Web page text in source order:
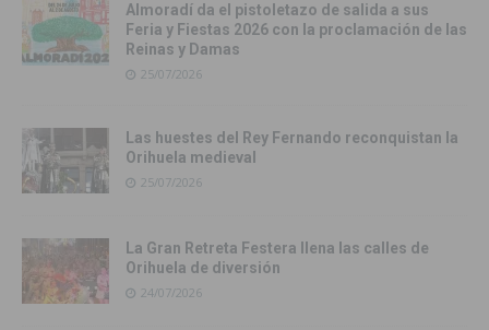
Almoradí da el pistoletazo de salida a sus
Feria y Fiestas 2026 con la proclamación de las
Reinas y Damas
25/07/2026
Las huestes del Rey Fernando reconquistan la
Orihuela medieval
25/07/2026
La Gran Retreta Festera llena las calles de
Orihuela de diversión
24/07/2026